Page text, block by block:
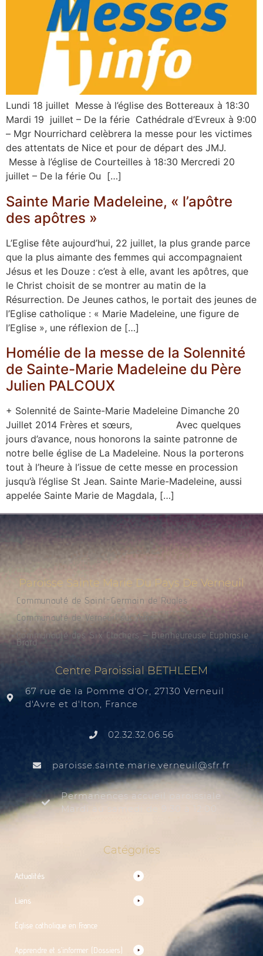
Lundi 18 juillet Messe à l’église des Bottereaux à 18:30
Mardi 19 juillet – De la férie Cathédrale d’Evreux à 9:00
– Mgr Nourrichard celèbrera la messe pour les victimes
des attentats de Nice et pour de départ des JMJ.
Messe à l’église de Courteilles à 18:30 Mercredi 20
juillet – De la férie Ou […]
Sainte Marie Madeleine, « l’apôtre
des apôtres »
L’Eglise fête aujourd’hui, 22 juillet, la plus grande parce
que la plus aimante des femmes qui accompagnaient
Jésus et les Douze : c’est à elle, avant les apôtres, que
le Christ choisit de se montrer au matin de la
Résurrection. De Jeunes cathos, le portait des jeunes de
l’Eglise catholique : « Marie Madeleine, une figure de
l’Eglise », une réflexion de […]
Homélie de la messe de la Solennité
de Sainte-Marie Madeleine du Père
Julien PALCOUX
+ Solennité de Sainte-Marie Madeleine Dimanche 20
Juillet 2014 Frères et sœurs, Avec quelques
jours d’avance, nous honorons la sainte patronne de
notre belle église de La Madeleine. Nous la porterons
tout à l’heure à l’issue de cette messe en procession
jusqu’à l’église St Jean. Sainte Marie-Madeleine, aussi
appelée Sainte Marie de Magdala, […]
Paroisse Sainte Marie Du Pays De Verneuil
Communauté de Saint-Germain de Rugles
Communauté de Verneuil sur Avre
Communauté des Six Clochers – Bienheureuse Euphrasie
Brard
Centre Paroissial BETHLEEM
67 rue de la Pomme d'Or, 27130 Verneuil
d'Avre et d'Iton, France
02.32.32.06.56
rf.rfs
@liuenrev.eiram.etnias.essiorap
Permanences accueil paroissiale
Mardi au samedi de 9:30 à 12:00
Catégories
Actualités
Liens
Église catholique en France
Apprendre et s’informer (Dossiers)